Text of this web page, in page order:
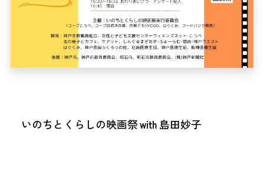
いのちとくらしの映画祭 with 島田妙子